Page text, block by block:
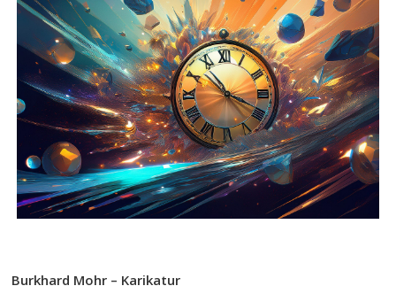
Burkhard Mohr – Karikatur